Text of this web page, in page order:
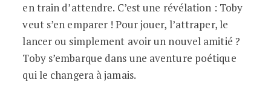
en train d’attendre. C’est une révélation : Toby
veut s’en emparer ! Pour jouer, l’attraper, le
lancer ou simplement avoir un nouvel amitié ?
Toby s’embarque dans une aventure poétique
qui le changera à jamais.